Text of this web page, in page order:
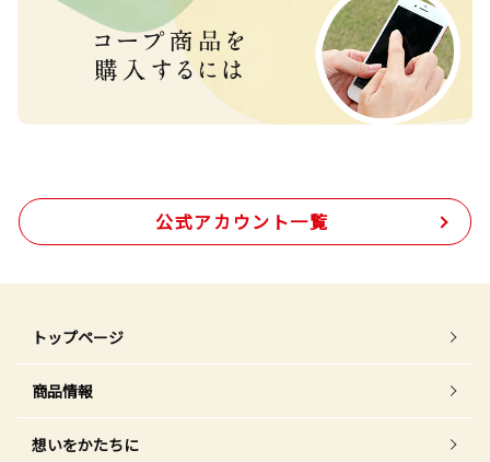
公式アカウント一覧
トップページ
商品情報
想いをかたちに